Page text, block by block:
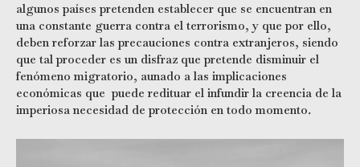
algunos países pretenden establecer que se encuentran en
una constante guerra contra el terrorismo, y que por ello,
deben reforzar las precauciones contra extranjeros, siendo
que tal proceder es un disfraz que pretende disminuir el
fenómeno migratorio, aunado a las implicaciones
económicas que puede redituar el infundir la creencia de la
imperiosa necesidad de protección en todo momento.